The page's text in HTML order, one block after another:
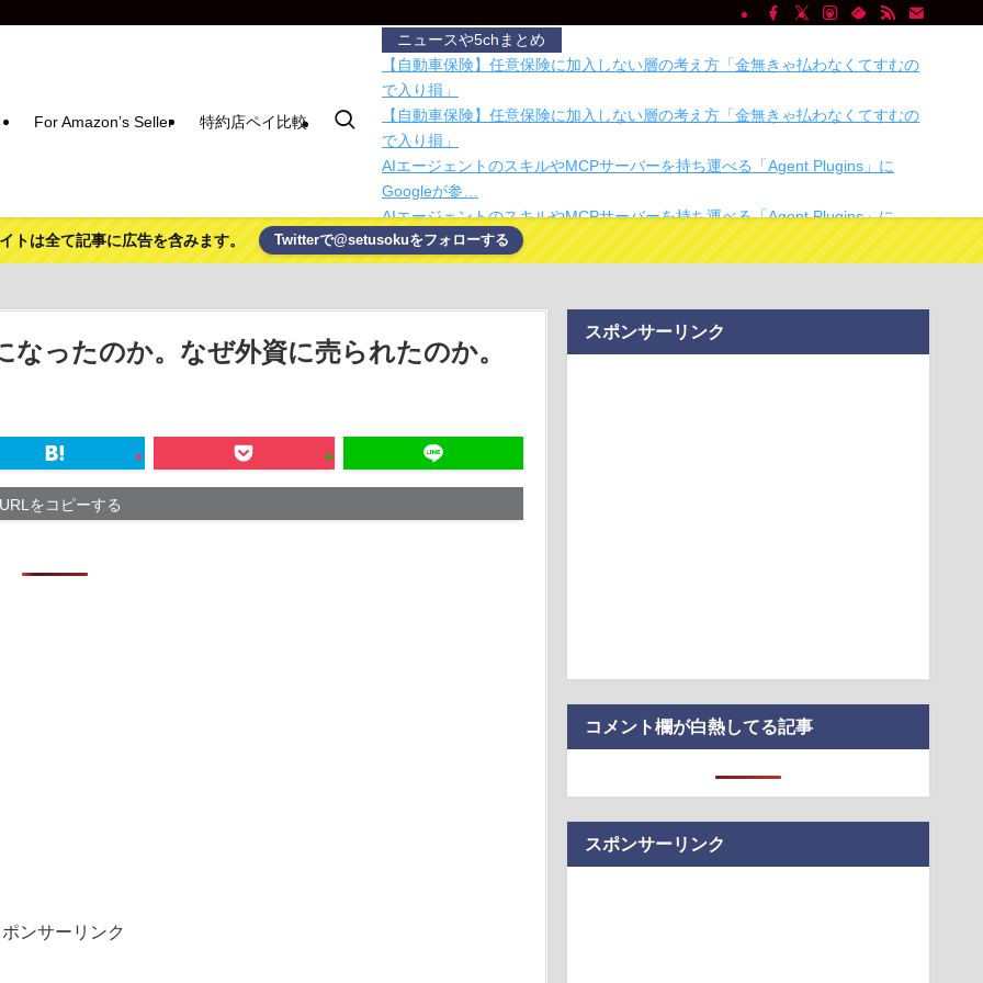
For Amazon’s Seller 特約店ペイ比較
ニュースや5chまとめ
【自動車保険】任意保険に加入しない層の考え方「金無きゃ払わなくてすむの
で入り損」
【自動車保険】任意保険に加入しない層の考え方「金無きゃ払わなくてすむの
で入り損」
AIエージェントのスキルやMCPサーバーを持ち運べる「Agent Plugins」に
Googleが参…
AIエージェントのスキルやMCPサーバーを持ち運べる「Agent Plugins」に
Googleが参…
ドコモ・バイクシェア、8月1日以降の利用料金を全額返金へ 正常に使えた人
日本共産党の街宣車が電柱に衝突「居眠りをしてしまった」同乗していた県議
を含め男女3人重傷
【朗報】プチプチで有名な川上産業、社名を「プチプチ株式会社」に変更ｗｗ
積水ハウス「地面師に55億円騙し取られた…」 ワイ「はえーかわいそう…会社
滅茶苦茶やろなぁ」
【動画】大阪府警のおっさん射殺映像が公開される。当然のように無抵抗だっ
が発覚 協会カードの決済明…
トは全て記事に広告を含みます。 Twitterで@setusokuをフォローする
ったのか。なぜ外資に売られたのか。
URLをコピーする
ンサーリンク
スポンサーリンク
コメント欄が白熱してる記事
スポンサーリンク